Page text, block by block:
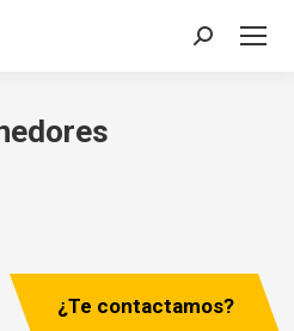
Buscar:
¿Te contactamos?